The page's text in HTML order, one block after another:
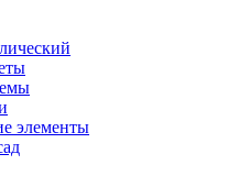
элементы